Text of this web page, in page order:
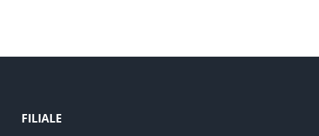
FILIALE